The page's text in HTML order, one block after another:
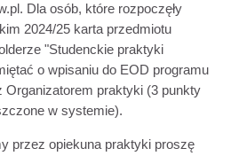
Dla osób, które rozpoczęły
2024/25 karta przedmiotu
"Studenckie praktyki
o wpisaniu do EOD programu
Organizatorem praktyki (3 punkty
w systemie).
przez opiekuna praktyki proszę